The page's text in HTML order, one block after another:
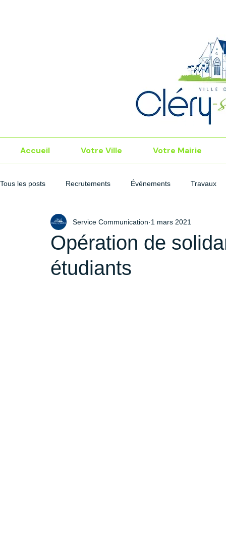
Accueil Votre Ville Votre Mairie
Tous les posts Recrutements Événements Travaux
Opération de
étudiants
Service Communication 1 mars 2021